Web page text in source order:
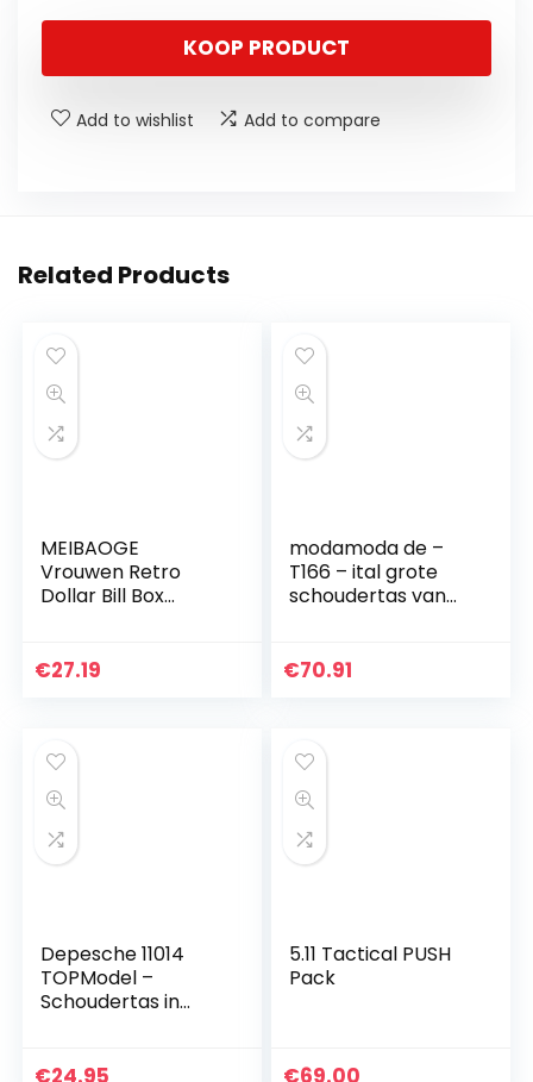
KOOP PRODUCT
Add to wishlist Add to compare
Related Products
MEIBAOGE
Vrouwen Retro
Dollar Bill Box
Schoudertassen
€27.19
modamoda de –
T166 – ital grote
schoudertas van
€70.91
Depesche 11014
TOPModel –
Schoudertas in
ritssluiting en in
5.11 Tactical PUSH
Pack